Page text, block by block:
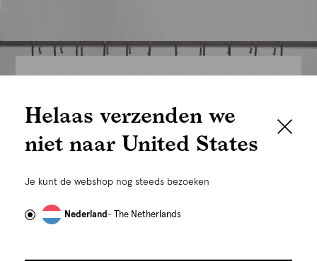
graag persoonlijk
gebruiken wij cookies en daarmee vergelijkbare
om advertenties te personaliseren...
Helaas verzenden we
niet naar United States
Je kunt de webshop nog steeds bezoeken
Nederland- The Netherlands